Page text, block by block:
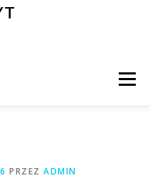
Menu
PRZEZ ADMIN